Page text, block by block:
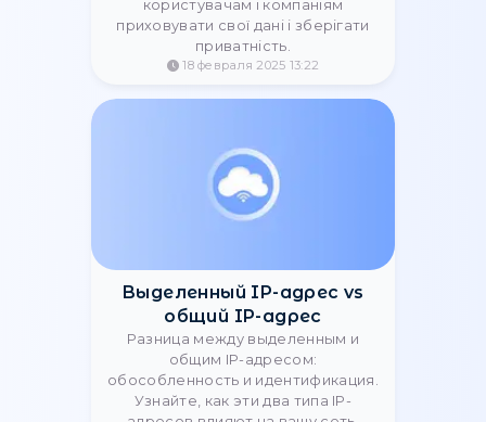
IPv6-прокси: почему их
редко используют и что
Узнайте, почему IPv6-прокси не
оправдывают ожиданий, с какими
ограничениями сталкиваются
альтернативы лучше выбрать —
IPv4, мобильные или резидентные
прокси.
18 августа 2025 11:55